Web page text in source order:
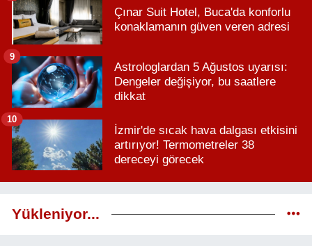
Çınar Suit Hotel, Buca'da konforlu
konaklamanın güven veren adresi
Astrologlardan 5 Ağustos uyarısı:
Dengeler değişiyor, bu saatlere
dikkat
9
İzmir'de sıcak hava dalgası etkisini
artırıyor! Termometreler 38
dereceyi görecek
10
Yükleniyor...